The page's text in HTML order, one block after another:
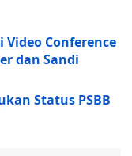
Conference
dan Sandi
Status PSBB